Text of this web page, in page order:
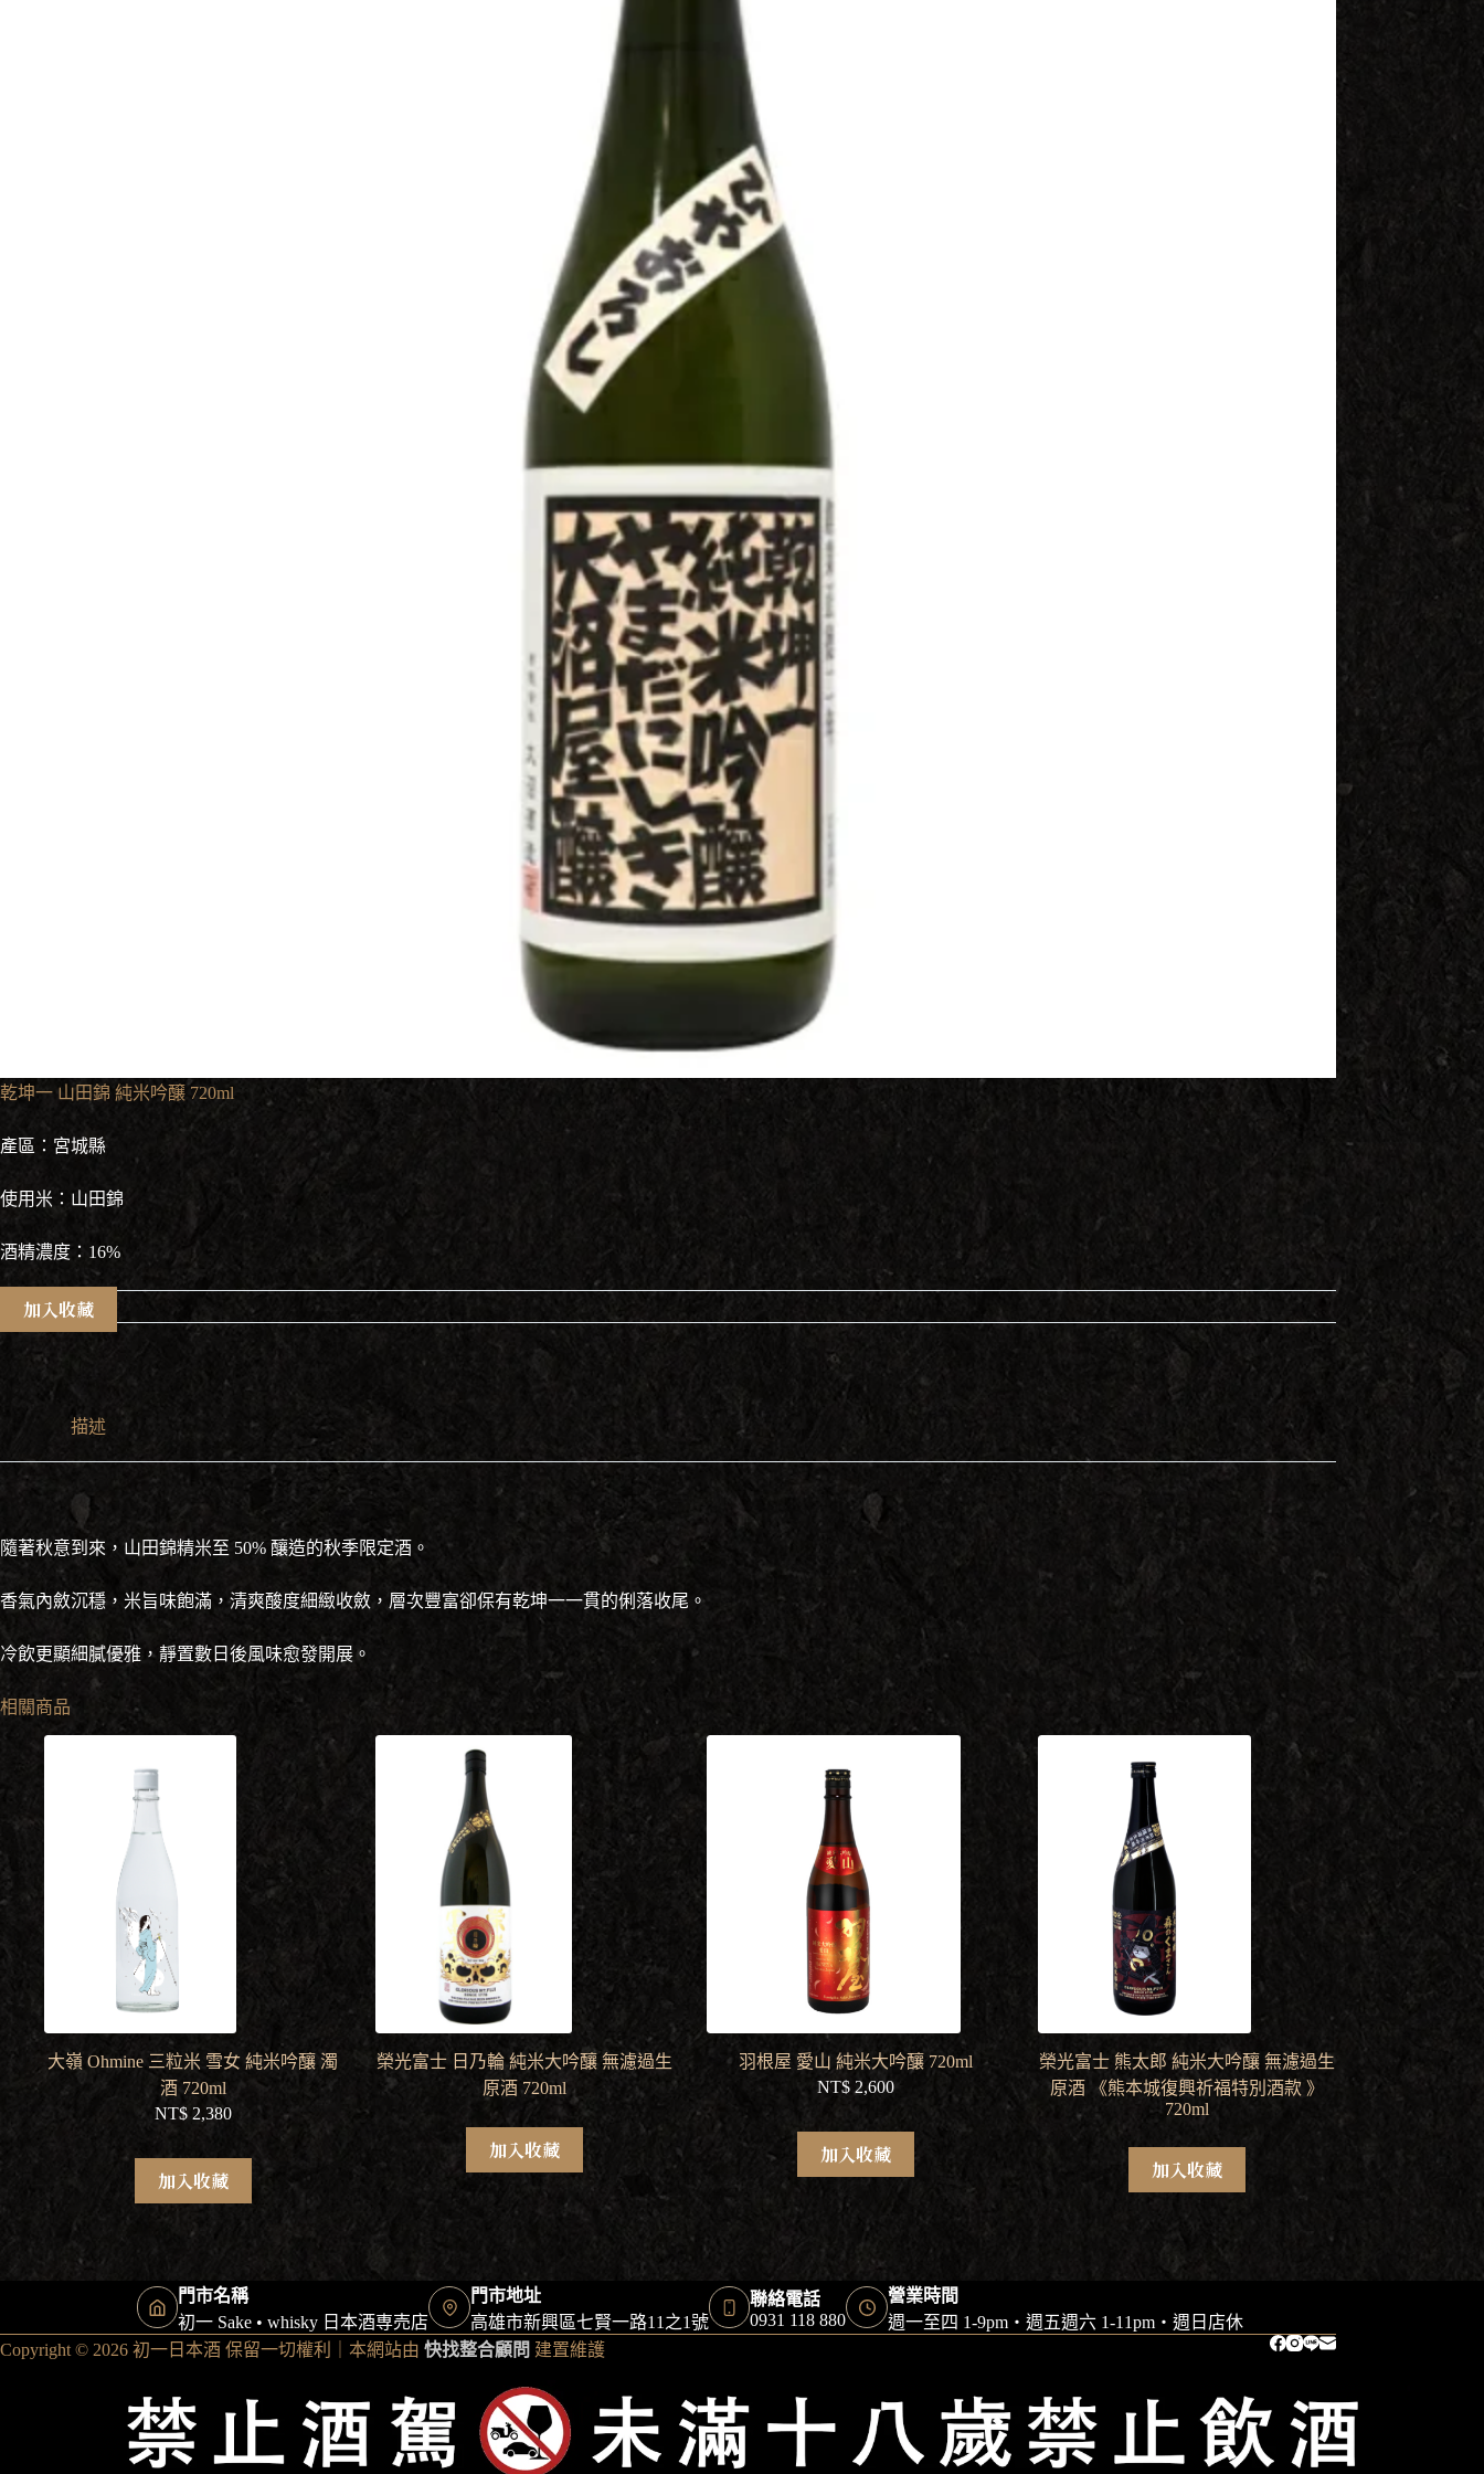
乾坤一 山田錦 純米吟醸 720ml
產區：宮城縣
使用米：山田錦
酒精濃度：16%
加入收藏
描述
隨著秋意到來，山田錦精米至 50% 釀造的秋季限定酒。
香氣內斂沉穩，米旨味飽滿，清爽酸度細緻收斂，層次豐富卻保有乾坤一一貫的俐落收尾。
冷飲更顯細膩優雅，靜置數日後風味愈發開展。
相關商品
大嶺 Ohmine 三粒米 雪女 純米吟釀 濁
酒 720ml
NT$2,380
加入收藏
榮光富士 日乃輪 純米大吟釀 無濾過生
原酒 720ml
加入收藏
羽根屋 愛山 純米大吟釀 720ml
NT$2,600
加入收藏
榮光富士 熊太郎 純米大吟釀 無濾過生
原酒 《熊本城復興祈福特別酒款 》
720ml
加入收藏
門市名稱
初一 Sake • whisky 日本酒専売店
門市地址
高雄市新興區七賢一路11之1號
聯絡電話
0931 118 880
營業時間
週一至四 1-9pm・週五週六 1-11pm・週日店休
Copyright © 2026 初一日本酒 保留一切權利｜本網站由 快找整合顧問 建置維護